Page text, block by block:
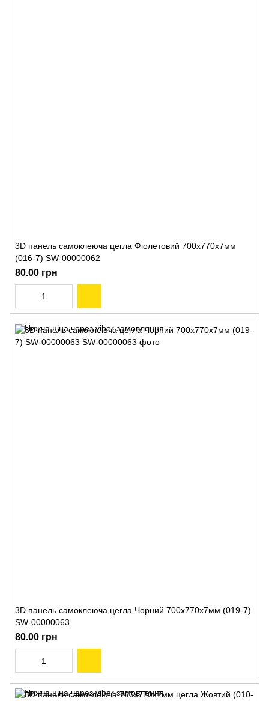
3D панель самоклеюча цегла Фіолетовий 700х770х7мм
(016-7) SW-00000062
80.00 грн
3D панель самоклеюча цегла Чорний 700х770х7мм (019-7)
SW-00000063
80.00 грн